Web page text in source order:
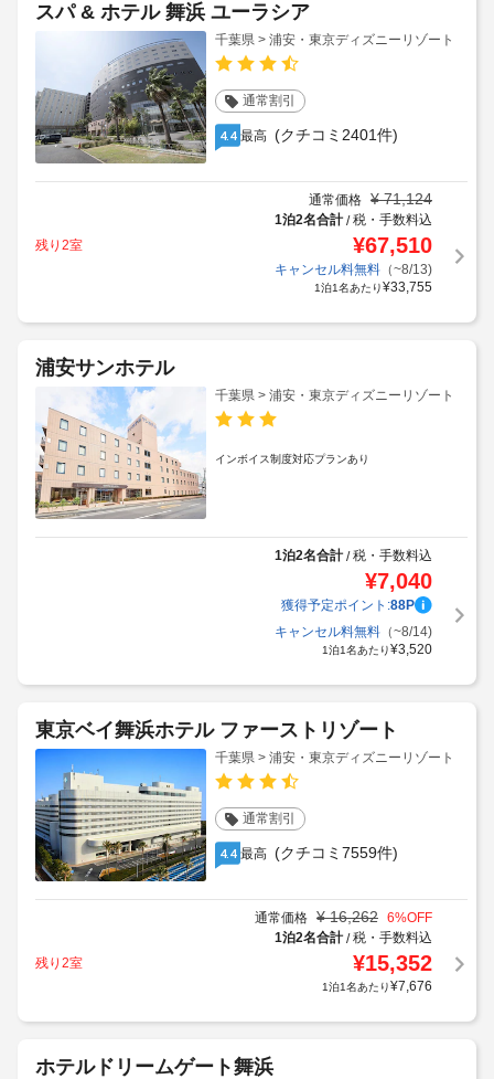
スパ & ホテル 舞浜 ユーラシア
千葉県 > 浦安・東京ディズニーリゾート
通常割引
4.4 最高 (クチコミ2401件)
通常価格 ¥ 71,124
1泊2名合計/税・手数料込
残り2室
¥67,510
キャンセル料無料（~8/13)
1泊1名あたり¥33,755
浦安サンホテル
千葉県 > 浦安・東京ディズニーリゾート
インボイス制度対応プランあり
1泊2名合計/税・手数料込
¥7,040
獲得予定ポイント:88P
キャンセル料無料（~8/14)
1泊1名あたり¥3,520
東京ベイ舞浜ホテル ファーストリゾート
千葉県 > 浦安・東京ディズニーリゾート
通常割引
4.4 最高 (クチコミ7559件)
通常価格 ¥ 16,262 6%OFF
1泊2名合計/税・手数料込
残り2室
¥15,352
1泊1名あたり¥7,676
ホテルドリームゲート舞浜